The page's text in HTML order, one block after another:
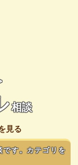
相談
見る
です。カテゴリを